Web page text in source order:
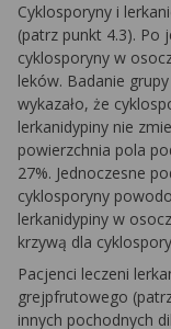
Cyklosporyny i
(patrz punkt 4.3). Po
cyklosporyny w
leków. Badanie
wykazało, że
lerkanidypiny nie
powierzchnia pola
27%. Jednoczesne
cyklosporyny
lerkanidypiny w
krzywą dla
Pacjenci leczeni
grejpfrutowego
innych pochodnych